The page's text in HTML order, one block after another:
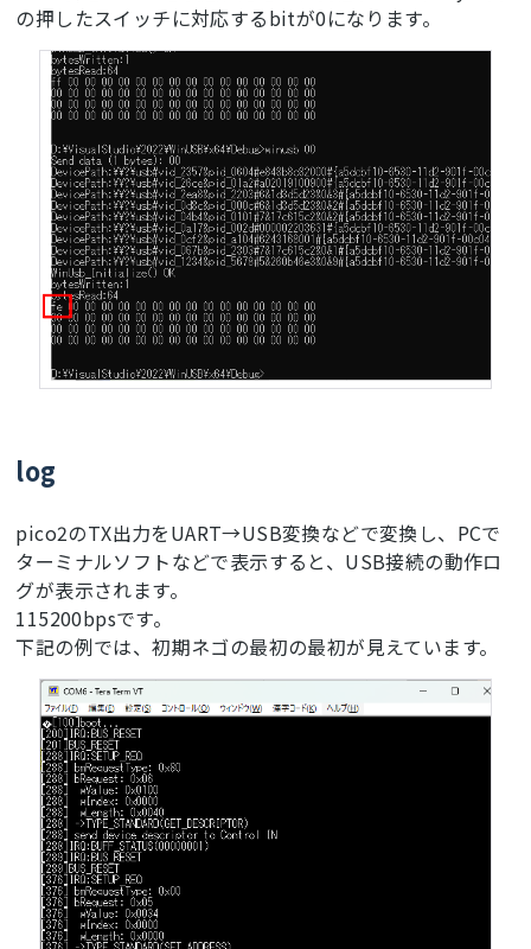
の押したスイッチに対応するbitが0になります。
log
pico2のTX出力をUART→USB変換などで変換し、PCで
ターミナルソフトなどで表示すると、USB接続の動作ロ
グが表示されます。
115200bpsです。
下記の例では、初期ネゴの最初の最初が見えています。